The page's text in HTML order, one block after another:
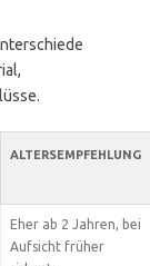
ALTERSEMPFEHLUNG
Eher ab 2 Jahren, bei
Aufsicht früher